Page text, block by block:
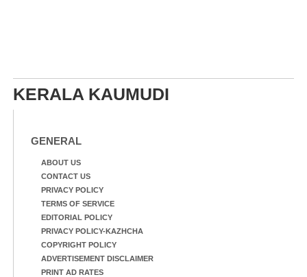
KERALA KAUMUDI
GENERAL
ABOUT US
CONTACT US
PRIVACY POLICY
TERMS OF SERVICE
EDITORIAL POLICY
PRIVACY POLICY-KAZHCHA
COPYRIGHT POLICY
ADVERTISEMENT DISCLAIMER
PRINT AD RATES